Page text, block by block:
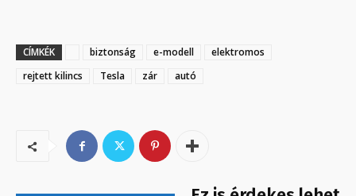
CÍMKÉK biztonság e-modell
elektromos
rejtett kilincs
Tesla zár autó